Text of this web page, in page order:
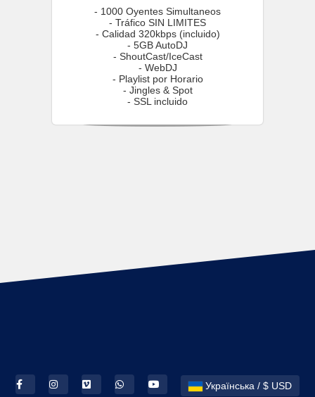
- 1000 Oyentes Simultaneos
- Tráfico SIN LIMITES
- Calidad 320kbps (incluido)
- 5GB AutoDJ
- ShoutCast/IceCast
- WebDJ
- Playlist por Horario
- Jingles & Spot
- SSL incluido
Українська / $ USD